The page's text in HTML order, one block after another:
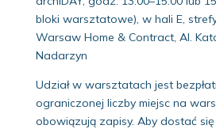
bloki warsztatowe), w hali E,
Warsaw Home & Contract, Al.
Nadarzyn
Udział w warsztatach jest
ograniczonej liczby miejsc na
obowiązują zapisy. Aby dostać